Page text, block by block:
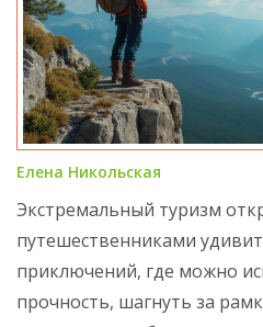
Елена Никольская
Экстремальный туризм
путешественниками
приключений, где можно
прочность, шагнуть за